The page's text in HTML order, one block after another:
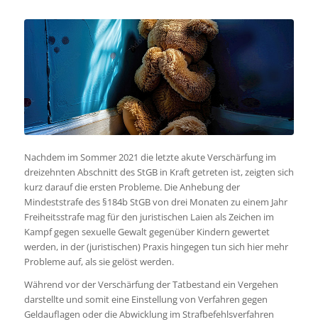
Nachdem im Sommer 2021 die letzte akute Verschärfung im
dreizehnten Abschnitt des StGB in Kraft getreten ist, zeigten sich
kurz darauf die ersten Probleme. Die Anhebung der
Mindeststrafe des §184b StGB von drei Monaten zu einem Jahr
Freiheitsstrafe mag für den juristischen Laien als Zeichen im
Kampf gegen sexuelle Gewalt gegenüber Kindern gewertet
werden, in der (juristischen) Praxis hingegen tun sich hier mehr
Probleme auf, als sie gelöst werden.
Während vor der Verschärfung der Tatbestand ein Vergehen
darstellte und somit eine Einstellung von Verfahren gegen
Geldauflagen oder die Abwicklung im Strafbefehlsverfahren